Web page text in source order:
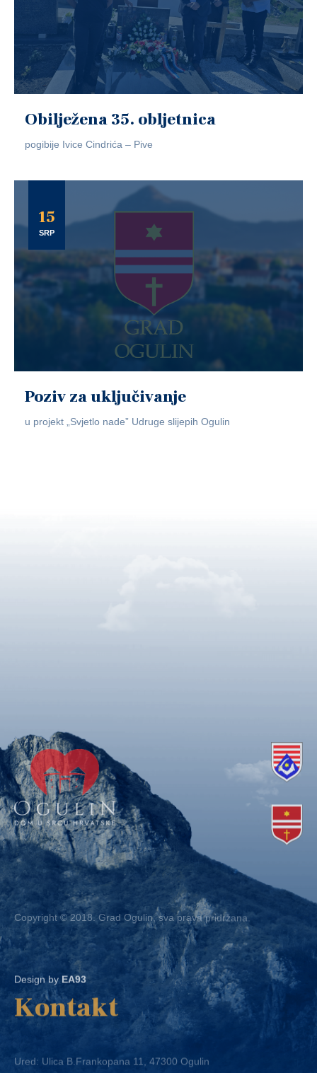
Obilježena 35. obljetnica
pogibije Ivice Cindrića – Pive
15
SRP
Poziv za uključivanje
u projekt „Svjetlo nade” Udruge slijepih Ogulin
Copyright © 2018. Grad Ogulin, sva prava pridržana.
Design byEA93
Kontakt
Ured: Ulica B.Frankopana 11, 47300 Ogulin
Telefon:+ 385 47 522 612